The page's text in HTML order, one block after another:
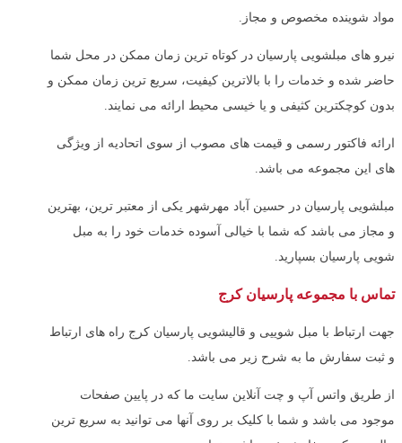
مواد شوینده مخصوص و مجاز.
نیرو های مبلشویی پارسیان در کوتاه ترین زمان ممکن در محل شما
حاضر شده و خدمات را با بالاترین کیفیت، سریع ترین زمان ممکن و
بدون کوچکترین کثیفی و یا خیسی محیط ارائه می نمایند.
ارائه فاکتور رسمی و قیمت های مصوب از سوی اتحادیه از ویژگی
های این مجموعه می باشد.
مبلشویی پارسیان در حسین آباد مهرشهر یکی از معتبر ترین، بهترین
و مجاز می باشد که شما با خیالی آسوده خدمات خود را به مبل
شویی پارسیان بسپارید.
تماس با مجموعه پارسیان کرج
جهت ارتباط با مبل شوییی و قالیشویی پارسیان کرج راه های ارتباط
و ثبت سفارش ما به شرح زیر می باشد.
از طریق واتس آپ و چت آنلاین سایت ما که در پایین صفحات
موجود می باشد و شما با کلیک بر روی آنها می توانید به سریع ترین